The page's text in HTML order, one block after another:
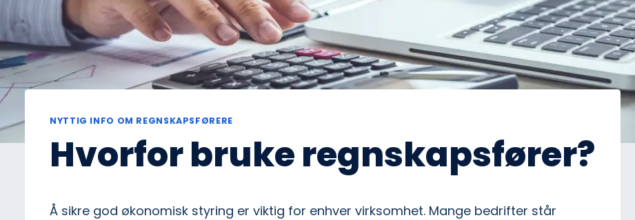
NYTTIG INFO OM REGNSKAPSFØRERE
Hvorfor bruke regnskapsfører?
Å sikre god økonomisk styring er viktig for enhver virksomhet. Mange bedrifter står